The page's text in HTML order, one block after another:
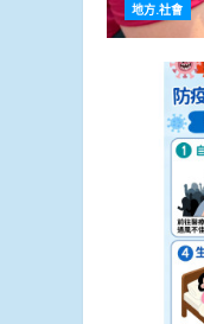
地方.社會